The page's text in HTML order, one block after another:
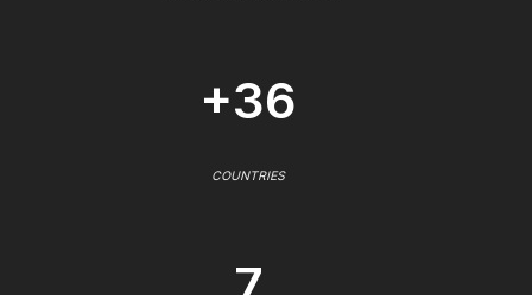
+36
COUNTRIES